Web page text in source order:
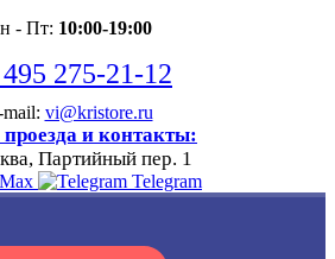
- Пт: 10:00-19:00
275-21-12
vi@kristore.ru
и контакты:
Партийный пер. 1
Max Telegram